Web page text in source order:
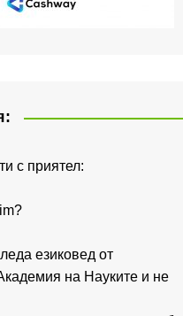
с приятел:
езиковед от
на Науките и не